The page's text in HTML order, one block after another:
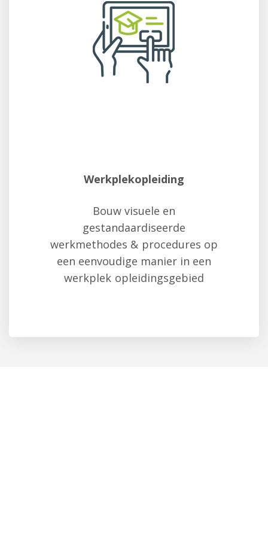
Werkplekopleiding
Bouw visuele en
gestandaardiseerde
werkmethodes & procedures op
een eenvoudige manier in een
werkplek opleidingsgebied